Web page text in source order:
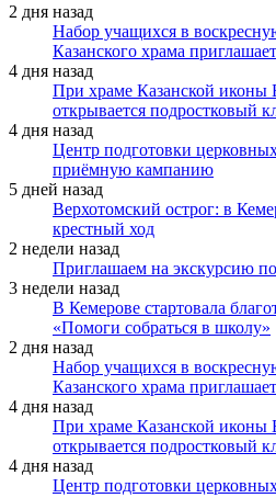
2 дня назад
Набор учащихся в
Казанского храма приглашает
4 дня назад
При храме Казанской
открывается подростковый
4 дня назад
Центр подготовки
приёмную кампанию
5 дней назад
Верхотомский острог: в
крестный ход
2 недели назад
Приглашаем на экскурсию
3 недели назад
В Кемерове стартовала
«Помоги собраться в школу»
2 дня назад
Набор учащихся в
Казанского храма приглашает
4 дня назад
При храме Казанской
открывается подростковый
4 дня назад
Центр подготовки